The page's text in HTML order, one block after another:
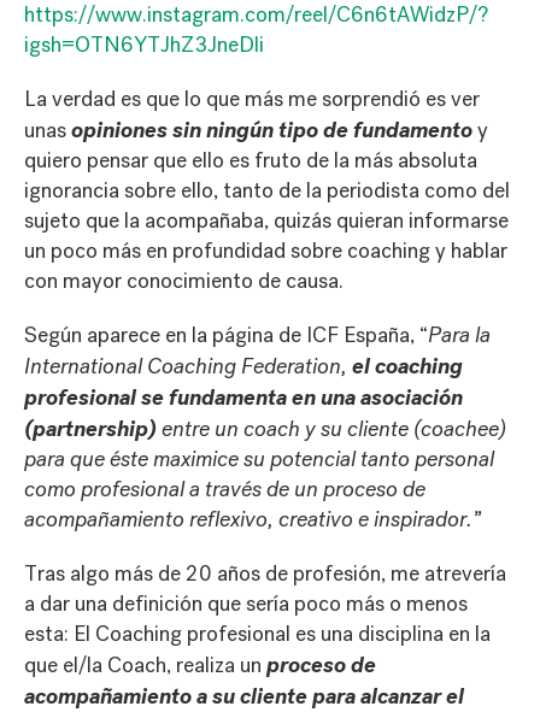
https://www.instagram.com/reel/C6n6tAWidzP/?
igsh=OTN6YTJhZ3JneDli
La verdad es que lo que más me sorprendió es ver
unasopiniones sin ningún tipo de fundamentoy
quiero pensar que ello es fruto de la más absoluta
ignorancia sobre ello, tanto de la periodista como del
sujeto que la acompañaba, quizás quieran informarse
un poco más en profundidad sobre coaching y hablar
con mayor conocimiento de causa.
Según aparece en la página de ICF España, “Para la
International Coaching Federation, el coaching
profesional se fundamenta en una asociación
(partnership)entre un coach y su cliente (coachee)
para que éste maximice su potencial tanto personal
como profesional a través de un proceso de
acompañamiento reflexivo, creativo e inspirador.”
Tras algo más de 20 años de profesión, me atrevería
a dar una definición que sería poco más o menos
esta: El Coaching profesional es una disciplina en la
que el/la Coach, realiza un proceso de
acompañamiento a su cliente para alcanzar el